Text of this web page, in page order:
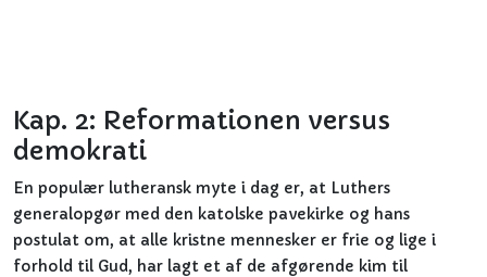
Kap. 2: Reformationen versus
demokrati
En populær lutheransk myte i dag er, at Luthers
generalopgør med den katolske pavekirke og hans
postulat om, at alle kristne mennesker er frie og lige i
forhold til Gud, har lagt et af de afgørende kim til